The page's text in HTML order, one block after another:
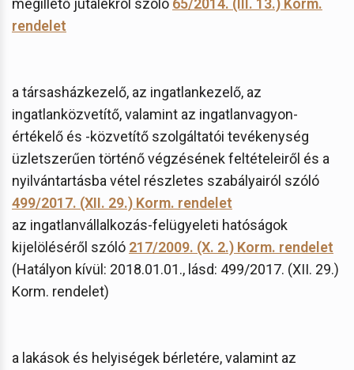
rendelet
a társasházkezelő, az ingatlankezelő, az
ingatlanközvetítő, valamint az ingatlanvagyon-
értékelő és -közvetítő szolgáltatói tevékenység
üzletszerűen történő végzésének feltételeiről és a
nyilvántartásba vétel részletes szabályairól szóló
499/2017. (XII. 29.) Korm. rendelet
az ingatlanvállalkozás-felügyeleti hatóságok
kijelöléséről szóló 217/2009. (X. 2.) Korm. rendelet
(Hatályon kívül: 2018.01.01., lásd: 499/2017. (XII. 29.)
Korm. rendelet)
a lakások és helyiségek bérletére, valamint az